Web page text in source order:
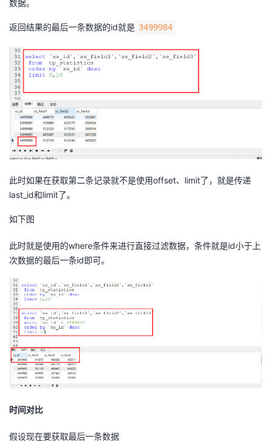
数据。
返回结果的最后一条数据的id就是 3499984
此时如果在获取第二条记录就不是使用offset、limit了，就是传递
last_id和limit了。
如下图
此时就是使用的where条件来进行直接过滤数据，条件就是id小于上
次数据的最后一条id即可。
时间对比
假设现在要获取最后一条数据